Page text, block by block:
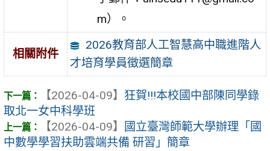
m）。
相關附件
2026教育部人工智慧高中職進階人
才培育學員徵選簡章
【2026-04-09】 狂賀!!!本校國中部陳同學錄
取北一女中科學班
【2026-04-09】
國立臺灣師範大學辦理「國
中數學學習扶助雲端共備 研習」簡章